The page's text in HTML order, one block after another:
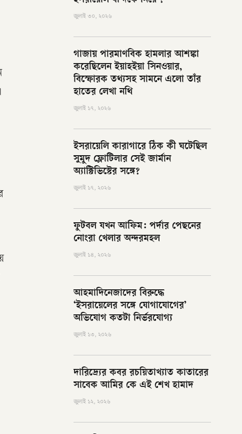
জুলাই ৩০, ২০২৬
গাজায় পারমাণবিক হামলার আশঙ্কা
করেছিলেন ইয়াহইয়া সিনওয়ার,
বিস্ফোরক তথ্যসহ সামনে এলো তাঁর
হাতের লেখা নথি
জুলাই ১৭, ২০২৬
ইসরায়েলি কারাগারে ঠিক কী ঘটেছিল
সুমুদ ফ্লোটিলার সেই জার্মান
অ্যাক্টিভিস্টের সঙ্গে?
জুলাই ১৭, ২০২৬
ফুটবল যখন আফিম: পর্দার পেছনের
নোংরা খেলার অন্দরমহল
জুলাই ১৪, ২০২৬
আহমাদিনেজাদের বিরুদ্ধে
‘ইসরায়েলের সঙ্গে যোগাযোগের’
অভিযোগ কতটা নির্ভরযোগ্য
জুলাই ১৩, ২০২৬
দারিদ্র্যের কবর রচয়িতাখ্যাত কাতারের
সাবেক আমির কে এই শেখ হামাদ
জুলাই ১২, ২০২৬